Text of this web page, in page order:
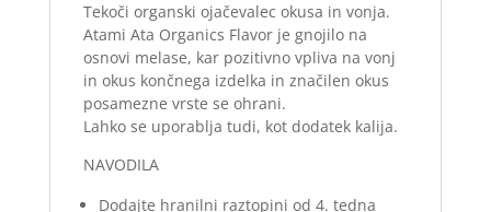
Tekoči organski ojačevalec okusa in vonja.
Atami Ata Organics Flavor je gnojilo na
osnovi melase, kar pozitivno vpliva na vonj
in okus končnega izdelka in značilen okus
posamezne vrste se ohrani.
Lahko se uporablja tudi, kot dodatek kalija.
NAVODILA
Dodajte hranilni raztopini od 4. tedna